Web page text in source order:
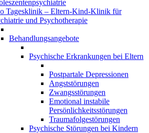
Tagesklinik – Eltern-Kind-Klinik für
und Psychotherapie
Behandlungsangebote
Psychische Erkrankungen bei Eltern
Postpartale Depressionen
Angststörungen
Zwangsstörungen
Emotional instabile
Persönlichkeitsstörungen
Traumafolgestörungen
Psychische Störungen bei Kindern